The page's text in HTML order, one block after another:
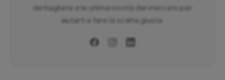
dettagliate e le ultime novità del mercato per
aiutarti a fare la scelta giusta.